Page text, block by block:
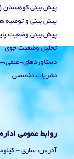
پیش بینی کوهستان
پیش بینی و توصیه
پیش بینی وضعیت
تحلیل وضعیت جوی
دستاوردهای-
نشریات تخصصی
روابط عمومی